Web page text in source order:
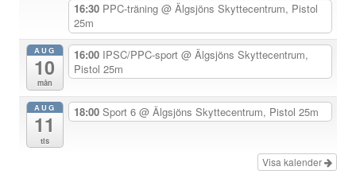
g
16:30 PPC-träning @ Älgsjöns Skyttecentrum, Pistol
25m
AUG
10
mån
16:00 IPSC/PPC-sport @ Älgsjöns Skyttecentrum,
Pistol 25m
AUG
11
tis
18:00 Sport 6 @ Älgsjöns Skyttecentrum, Pistol 25m
Visa kalender